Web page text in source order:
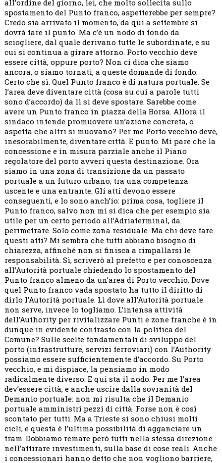
all’ordine del giorno, lei, che molto sollecita sullo
spostamento del Punto franco, aspetterebbe per sempre?
Credo sia arrivato il momento, da qui a settembre si
dovrà fare il punto. Ma c’è un nodo di fondo da
sciogliere, dal quale derivano tutte le subordinate, e su
cui si continua a girare attorno. Porto vecchio deve
essere città, oppure porto? Non ci dica che siamo
ancora, o siamo tornati, a queste domande di fondo.
Certo che sì. Quel Punto franco è di natura portuale. Se
l’area deve diventare città (cosa su cui a parole tutti
sono d’accordo) da lì si deve spostare. Sarebbe come
avere un Punto franco in piazza della Borsa. Allora il
sindaco intende promuovere un’azione concreta, o
aspetta che altri si muovano? Per me Porto vecchio deve,
inesorabilmente, diventare città. E punto. Mi pare che la
concessione e in misura parziale anche il Piano
regolatore del porto avveri questa destinazione. Ora
siamo in una zona di transizione da un passato
portuale a un futuro urbano, tra una competenza
uscente e una entrante. Gli atti devono essere
conseguenti, e lo sono anch’io: prima cosa, togliere il
Punto franco, salvo non mi si dica che per esempio sia
utile per un certo periodo all’Adriaterminal, da
perimetrare. Solo come zona residuale. Ma chi deve fare
questi atti? Mi sembra che tutti abbiano bisogno di
chiarezza, affinché non si finisca a rimpallarsi le
responsabilità. Sì, scriverò al prefetto e per conoscenza
all’Autorità portuale chiedendo lo spostamento del
Punto franco almeno da un’area di Porto vecchio. Dove
quel Punto franco vada spostato ha tutto il diritto di
dirlo l’Autorità portuale. Lì dove all’Autorità portuale
non serve, invece lo togliamo. L’intensa attività
dell’Authority per rivitalizzare Punti e zone franche è in
dunque in evidente contrasto con la politica del
Comune? Sulle scelte fondamentali di sviluppo del
porto (infrastrutture, servizi ferroviari) con l’Authority
possiamo essere sufficientemente d’accordo. Su Porto
vecchio, e mi dispiace, la pensiamo in modo
radicalmente diverso. E qui sta il nodo. Per me l’area
dev’essere città, e anche uscire dalla sovranità del
Demanio portuale: non mi risulta che il Demanio
portuale amministri pezzi di città. Forse non è così
scontato per tutti. Ma a Trieste si sono chiusi molti
cicli, e questa è l’ultima possibilità di agganciare un
tram. Dobbiamo remare però tutti nella stessa direzione
nell’attirare investimenti, sulla base di cose reali. Anche
i concessionari hanno detto che non vogliono barriere,